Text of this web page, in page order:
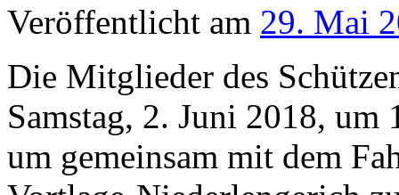
Veröffentlicht am 29. Mai
Die Mitglieder des
Samstag, 2. Juni 2018,
um gemeinsam mit dem